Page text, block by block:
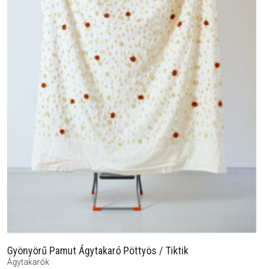
Gyönyörű Pamut Ágytakaró Pöttyös / Tiktik
Ágytakarók